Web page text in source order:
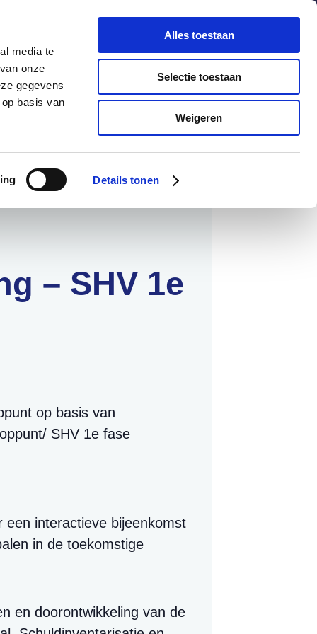
media te
onze
gegevens
basis van
Details tonen
Alles toestaan
Selectie toestaan
Weigeren
helpdesk webportaal
Informatie
– SHV 1e
op basis van
SHV 1e fase
een interactieve bijeenkomst
in de toekomstige
en doorontwikkeling van de